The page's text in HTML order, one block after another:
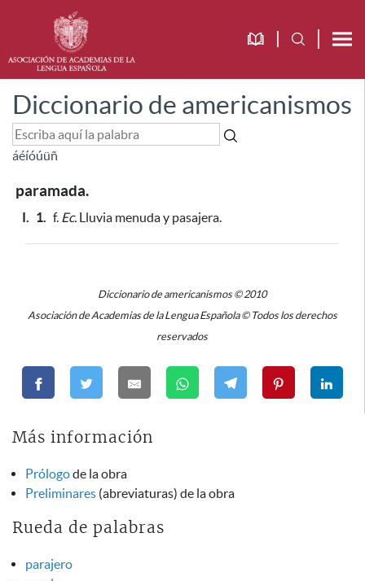
Diccionario de americanismos
áéíóúüñ
paramada.
I. 1. f. Ec. Lluvia menuda y pasajera.
Diccionario de americanismos © 2010
Asociación de Academias de la Lengua Española © Todos los derechos
reservados
Más información
Prólogode la obra
Preliminares (abreviaturas) de la obra
Rueda de palabras
parajero